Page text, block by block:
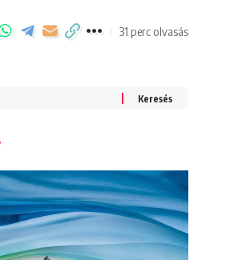
31 perc olvasás